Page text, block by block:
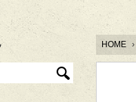
HOME ›